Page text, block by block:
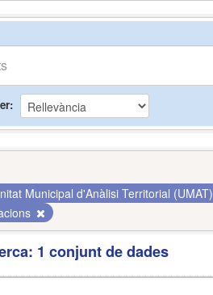
Municipal d'Anàlisi Territorial (UMAT)
1 conjunt de dades